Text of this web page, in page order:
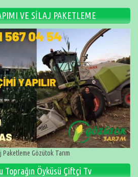
VE SİLAJ PAKETLEME
Paketleme Gözütok Tarım
Toprağın Öyküsü Çiftçi Tv